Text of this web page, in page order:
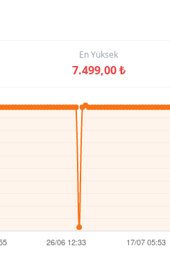
En Yüksek
7.499,00 ₺